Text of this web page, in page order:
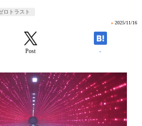
ロトラスト
» 2025/11/16
Post -